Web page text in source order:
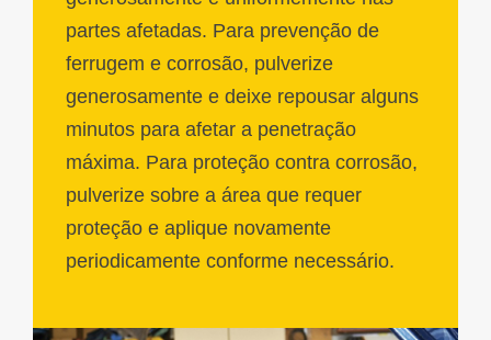
partes afetadas. Para prevenção de
ferrugem e corrosão, pulverize
generosamente e deixe repousar alguns
minutos para afetar a penetração
máxima. Para proteção contra corrosão,
pulverize sobre a área que requer
proteção e aplique novamente
periodicamente conforme necessário.